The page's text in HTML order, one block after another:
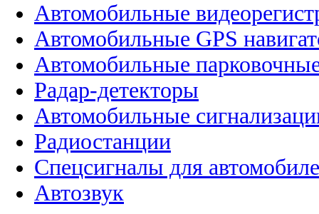
Автомобильные
Автомобильные GPS
Автомобильные
Радар-детекторы
Автомобильные
Радиостанции
Спецсигналы для
Автозвук